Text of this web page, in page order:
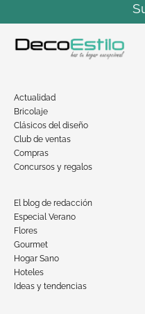
Actualidad
Bricolaje
Clásicos del diseño
Club de ventas
Compras
Concursos y regalos
El blog de redacción
Especial Verano
Flores
Gourmet
Hogar Sano
Hoteles
Ideas y tendencias